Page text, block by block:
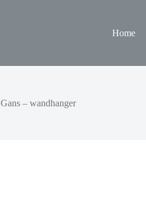
Home
Gans – wandhanger